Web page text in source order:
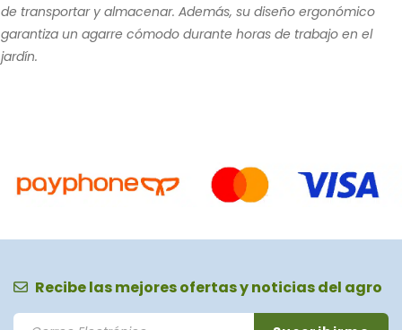
de transportar y almacenar. Además, su diseño ergonómico
garantiza un agarre cómodo durante horas de trabajo en el
jardín.
Recibe las mejores ofertas y noticias del agro